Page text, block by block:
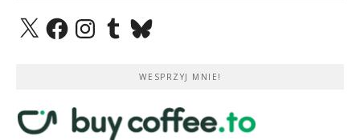
X FacebookInstagramTumblrBluesky
WESPRZYJ MNIE!